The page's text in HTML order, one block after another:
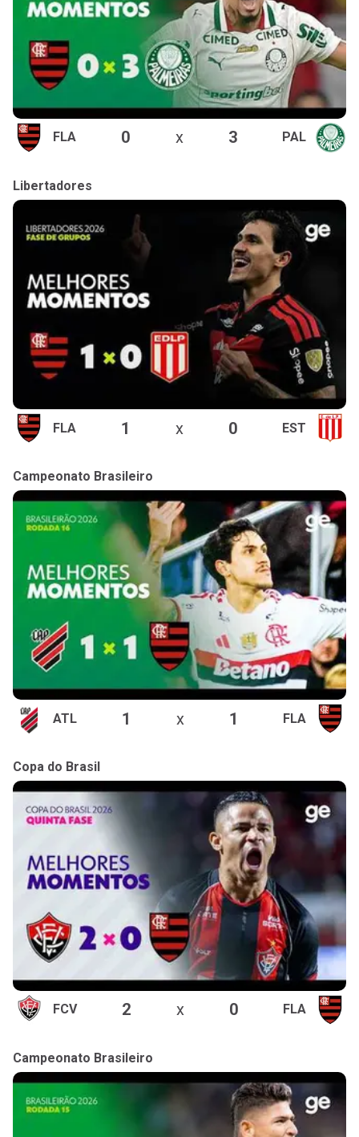
FLA 0 x 3 PAL
Libertadores
FLA 1 x 0 EST
Campeonato Brasileiro
ATL 1 x 1 FLA
Copa do Brasil
FCV 2 x 0 FLA
Campeonato Brasileiro